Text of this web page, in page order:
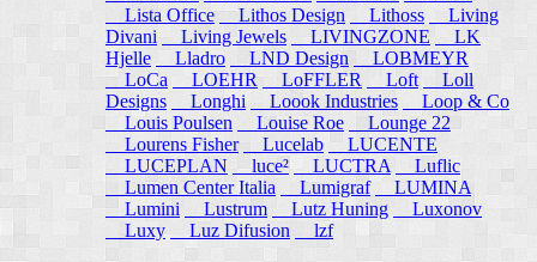
Lista Office Lithos Design Lithoss
Living
Divani
Living Jewels LIVINGZONE
LK
Hjelle
Lladro LND Design
LOBMEYR
LoCa
LOEHR LoFFLER Loft
Loll
Designs
Longhi Loook Industries
Loop & Co
Louis Poulsen
Louise Roe
Lounge 22
Lourens Fisher
Lucelab
LUCENTE
LUCEPLAN
luce² LUCTRA
Luflic
Lumen Center Italia
Lumigraf
LUMINA
Lumini
Lustrum Lutz Huning
Luxonov
Luxy
Luz Difusion lzf